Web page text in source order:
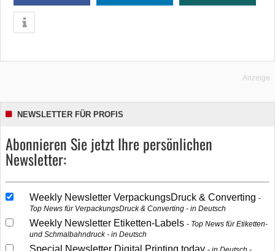
Anzeige
NEWSLETTER FÜR PROFIS
Abonnieren Sie jetzt Ihre persönlichen
Newsletter:
Weekly Newsletter VerpackungsDruck & Converting
Top News für VerpackungsDruck & Converting - in Deutsch
Weekly Newsletter Etiketten-Labels
Top News für Etiketten-
und Schmalbahndruck - in Deutsch
Special Newsletter Digital Printing today